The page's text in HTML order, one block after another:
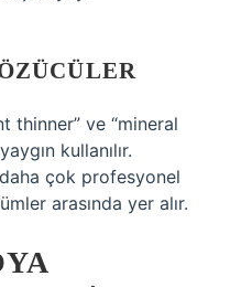
thinner” ve “mineral
kullanılır.
çok profesyonel
arasında yer alır.